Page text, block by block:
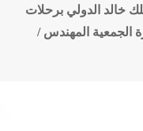
خالد الدولي برحلات
الجمعية المهندس /